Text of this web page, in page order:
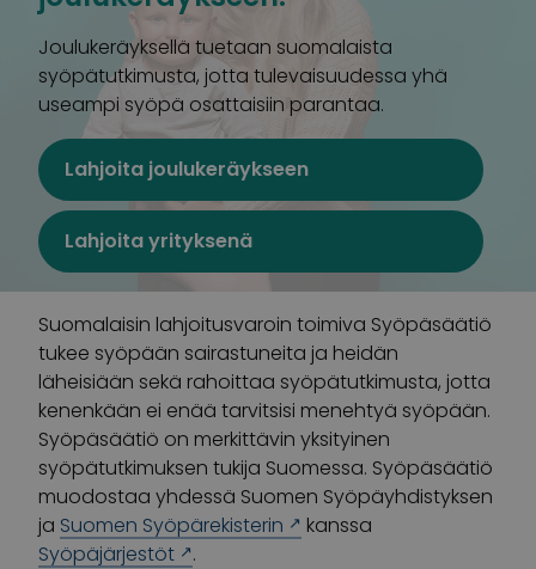
Joulukeräyksellä tuetaan suomalaista
syöpätutkimusta, jotta tulevaisuudessa yhä
useampi syöpä osattaisiin parantaa.
Lahjoita joulukeräykseen
Lahjoita yrityksenä
Suomalaisin lahjoitusvaroin toimiva Syöpäsäätiö
tukee syöpään sairastuneita ja heidän
läheisiään sekä rahoittaa syöpätutkimusta, jotta
kenenkään ei enää tarvitsisi menehtyä syöpään.
Syöpäsäätiö on merkittävin yksityinen
syöpätutkimuksen tukija Suomessa. Syöpäsäätiö
muodostaa yhdessä Suomen Syöpäyhdistyksen
ja Suomen Syöpärekisterin
kanssa
Syöpäjärjestöt
.